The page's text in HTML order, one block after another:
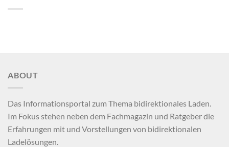
ABOUT
Das Informationsportal zum Thema bidirektionales Laden.
Im Fokus stehen neben dem Fachmagazin und Ratgeber die
Erfahrungen mit und Vorstellungen von bidirektionalen
Ladelösungen.